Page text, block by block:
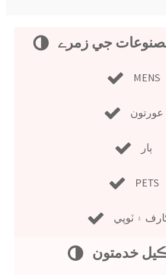
جي زمرے
MENS
عورتون
ٻار
PETS
۽ ٽوپي
خدمتون